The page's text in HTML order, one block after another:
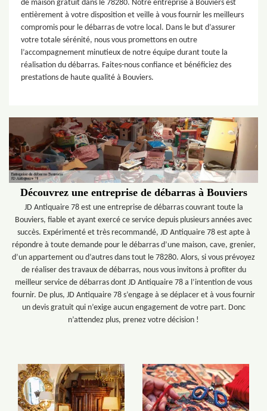
de maison gratuit dans le 78280. Notre entreprise à Bouviers est
entièrement à votre disposition et veille à vous fournir les meilleurs
compromis pour le débarras de votre local. Dans le but d’assurer
votre totale sérénité, nous vous promettons en outre
l’accompagnement minutieux de notre équipe durant toute la
réalisation du débarras. Faites-nous confiance et bénéficiez des
prestations de haute qualité à Bouviers.
Découvrez une entreprise de débarras à Bouviers
JD Antiquaire 78 est une entreprise de débarras couvrant toute la
Bouviers, fiable et ayant exercé ce service depuis plusieurs années avec
succès. Expérimenté et très recommandé, JD Antiquaire 78 est apte à
répondre à toute demande pour le débarras d’une maison, cave, grenier,
d’un appartement ou d’autres dans tout le 78280. Alors, si vous prévoyez
de réaliser des travaux de débarras, nous vous invitons à profiter du
meilleur service de débarras dont JD Antiquaire 78 a l’intention de vous
fournir. De plus, JD Antiquaire 78 s’engage à se déplacer et à vous fournir
un devis gratuit qui n’exige aucun engagement de votre part. Donc
n’attendez plus, prenez votre décision !